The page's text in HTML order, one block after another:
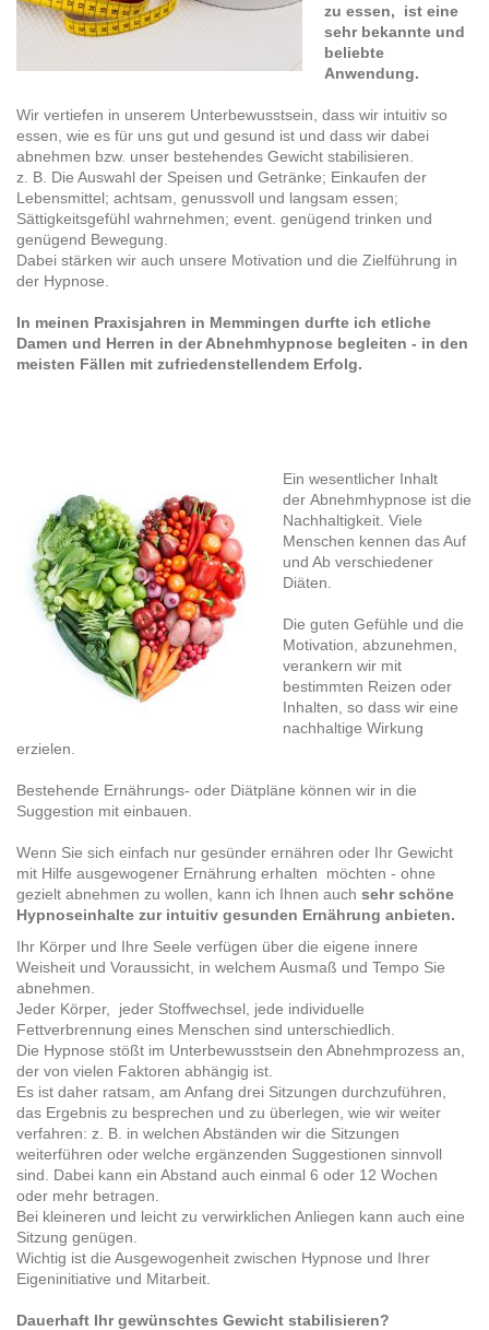
zu essen, ist eine
sehr bekannte und
beliebte
Anwendung.
Wir vertiefen in unserem Unterbewusstsein, dass wir intuitiv so
essen, wie es für uns gut und gesund ist und dass wir dabei
abnehmen bzw. unser bestehendes Gewicht stabilisieren.
z. B. Die Auswahl der Speisen und Getränke; Einkaufen der
Lebensmittel; achtsam, genussvoll und langsam essen;
Sättigkeitsgefühl wahrnehmen; event. genügend trinken und
genügend Bewegung.
Dabei stärken wir auch unsere Motivation und die Zielführung in
der Hypnose.
In meinen Praxisjahren in Memmingen durfte ich etliche
Damen und Herren in der Abnehmhypnose begleiten - in den
meisten Fällen mit zufriedenstellendem Erfolg.
Ein wesentlicher Inhalt
der Abnehmhypnose ist die
Nachhaltigkeit. Viele
Menschen kennen das Auf
und Ab verschiedener
Diäten.
Die guten Gefühle und die
Motivation, abzunehmen,
verankern wir mit
bestimmten Reizen oder
Inhalten, so dass wir eine
nachhaltige Wirkung
erzielen.
Bestehende Ernährungs- oder Diätpläne können wir in die
Suggestion mit einbauen.
Wenn Sie sich einfach nur gesünder ernähren oder Ihr Gewicht
mit Hilfe ausgewogener Ernährung erhalten möchten - ohne
gezielt abnehmen zu wollen, kann ich Ihnen auch sehr schöne
Hypnoseinhalte zur intuitiv gesunden Ernährung anbieten.
Ihr Körper und Ihre Seele verfügen über die eigene innere
Weisheit und Voraussicht, in welchem Ausmaß und Tempo Sie
abnehmen.
Jeder Körper, jeder Stoffwechsel, jede individuelle
Fettverbrennung eines Menschen sind unterschiedlich.
Die Hypnose stößt im Unterbewusstsein den Abnehmprozess an,
der von vielen Faktoren abhängig ist.
Es ist daher ratsam, am Anfang drei Sitzungen durchzuführen,
das Ergebnis zu besprechen und zu überlegen, wie wir weiter
verfahren: z. B. in welchen Abständen wir die Sitzungen
weiterführen oder welche ergänzenden Suggestionen sinnvoll
sind. Dabei kann ein Abstand auch einmal 6 oder 12 Wochen
oder mehr betragen.
Bei kleineren und leicht zu verwirklichen Anliegen kann auch eine
Sitzung genügen.
Wichtig ist die Ausgewogenheit zwischen Hypnose und Ihrer
Eigeninitiative und Mitarbeit.
Dauerhaft Ihr gewünschtes Gewicht stabilisieren?